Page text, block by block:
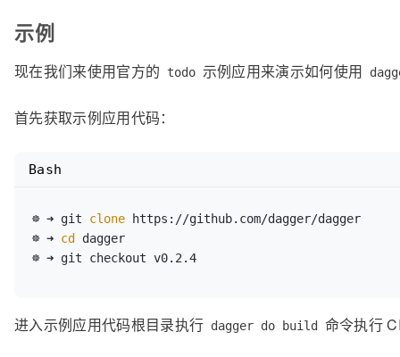
示例
现在我们来使用官方的 todo 示例应用来演示如何使用
首先获取示例应用代码：
☸ ➜ git clone https://github.com/dagger/dagger
☸ ➜ cd
dagger
Bash
进入示例应用代码根目录执行 dagger do build 命令执行